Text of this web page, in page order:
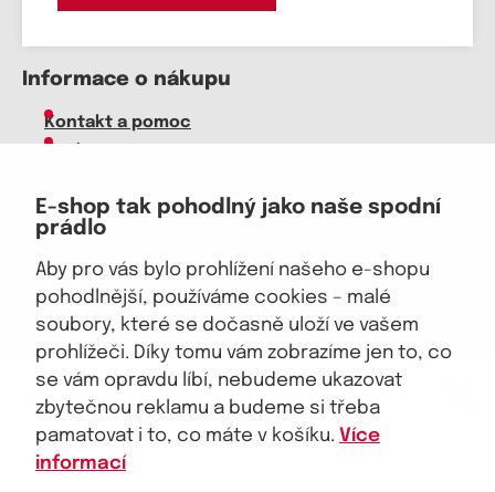
E-shop tak pohodlný jako naše spodní
prádlo
Aby pro vás bylo prohlížení našeho e-shopu
pohodlnější, používáme cookies – malé
soubory, které se dočasně uloží ve vašem
prohlížeči. Díky tomu vám zobrazíme jen to, co
se vám opravdu líbí, nebudeme ukazovat
zbytečnou reklamu a budeme si třeba
pamatovat i to, co máte v košíku. Více
informací
Informace o nákupu
Kontakt a pomoc
Doprava, platba
Velkoobchod
Vrácení zboží, reklamace
Obchodní podmínky
Průvodce spokojené ženy
Staňte se naším fanouškem
eKAPO KLUB
Sleva 100 Kč na první nákupnad 1000 Kč